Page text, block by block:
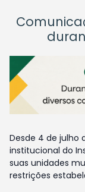
Desde 4 de julho
institucional do
suas unidades
restrições